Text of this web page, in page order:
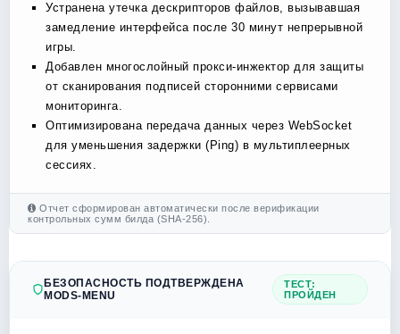
Устранена утечка дескрипторов файлов, вызывавшая
замедление интерфейса после 30 минут непрерывной
игры.
Добавлен многослойный прокси-инжектор для защиты
от сканирования подписей сторонними сервисами
мониторинга.
Оптимизирована передача данных через WebSocket
для уменьшения задержки (Ping) в мультиплеерных
сессиях.
Отчет сформирован автоматически после верификации
контрольных сумм билда (SHA-256).
БЕЗОПАСНОСТЬ ПОДТВЕРЖДЕНА
MODS-MENU
ТЕСТ:
ПРОЙДЕН